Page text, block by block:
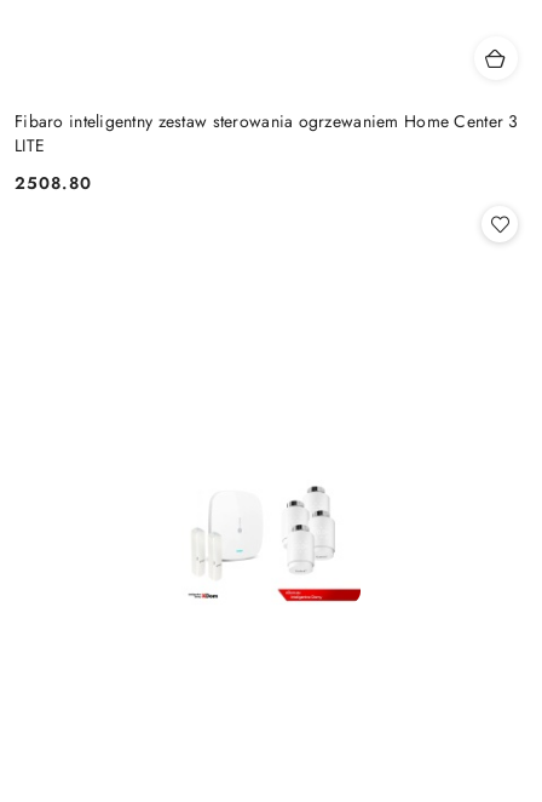
Fibaro inteligentny zestaw sterowania ogrzewaniem Home Center 3
LITE
Cena:
2508.80